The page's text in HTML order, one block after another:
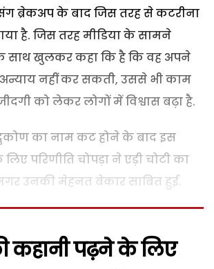
ब्रेकअप के बाद जिस तरह से कटरीना
है. जिस तरह मीडिया के सामने
खुलकर कहा कि है कि वह अपने
नहीं कर सकती, उससे भी काम
को लेकर लोगों में विश्वास बढ़ा है.
का नाम कट होने के बाद इस
परिणीति चोपड़ा ने एड़ी चोटी का
उनकी मेहनत बेकार साबित हुई.
कहानी पढ़ने के लिए